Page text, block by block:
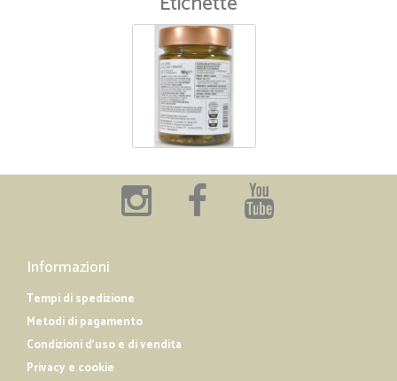
Informazioni
Tempi di spedizione
Metodi di pagamento
Condizioni d'uso e di vendita
Privacy e cookie